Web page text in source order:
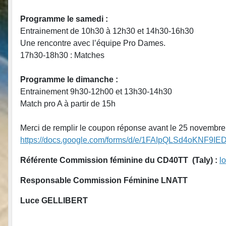
Programme le samedi :
Entrainement de 10h30 à 12h30 et 14h30-16h30
Une rencontre avec l‛équipe Pro Dames.
17h30-18h30 : Matches
Programme le dimanche :
Entrainement 9h30-12h00 et 13h30-14h30
Match pro A à partir de 15h
Merci de remplir le coupon réponse avant le 25
https://docs.google.com/forms/d/e/
Référente Commission féminine du CD40TT (Taly) :
Responsable Commission Féminine LNATT
Luce GELLIBERT